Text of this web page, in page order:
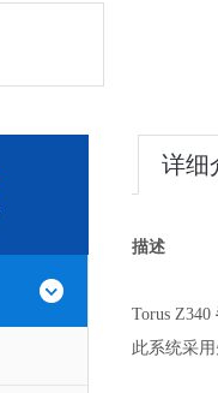
详细
描述
Torus Z340
此系统采